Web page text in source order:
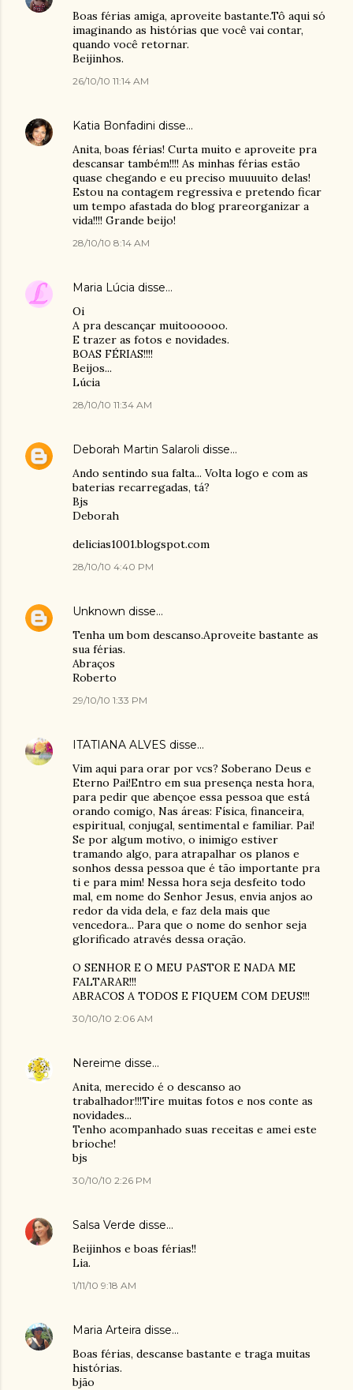
Boas férias amiga, aproveite bastante.Tô aqui só
imaginando as histórias que você vai contar,
quando você retornar.
Beijinhos.
26/10/10 11:14 AM
Katia Bonfadini disse…
Anita, boas férias! Curta muito e aproveite pra
descansar também!!!! As minhas férias estão
quase chegando e eu preciso muuuuito delas!
Estou na contagem regressiva e pretendo ficar
um tempo afastada do blog prareorganizar a
vida!!!! Grande beijo!
28/10/10 8:14 AM
Maria Lúcia disse…
Oi
A pra descançar muitoooooo.
E trazer as fotos e novidades.
BOAS FÉRIAS!!!!
Beijos...
Lúcia
28/10/10 11:34 AM
Deborah Martin Salaroli disse…
Ando sentindo sua falta... Volta logo e com as
baterias recarregadas, tá?
Bjs
Deborah
delicias1001.blogspot.com
28/10/10 4:40 PM
Unknown disse…
Tenha um bom descanso.Aproveite bastante as
sua férias.
Abraços
Roberto
29/10/10 1:33 PM
ITATIANA ALVES disse…
Vim aqui para orar por vcs? Soberano Deus e
Eterno Pai!Entro em sua presença nesta hora,
para pedir que abençoe essa pessoa que está
orando comigo, Nas áreas: Física, financeira,
espiritual, conjugal, sentimental e familiar. Pai!
Se por algum motivo, o inimigo estiver
tramando algo, para atrapalhar os planos e
sonhos dessa pessoa que é tão importante pra
ti e para mim! Nessa hora seja desfeito todo
mal, em nome do Senhor Jesus, envia anjos ao
redor da vida dela, e faz dela mais que
vencedora... Para que o nome do senhor seja
glorificado através dessa oração.
O SENHOR E O MEU PASTOR E NADA ME
FALTARAR!!!
ABRACOS A TODOS E FIQUEM COM DEUS!!!
30/10/10 2:06 AM
Nereime disse…
Anita, merecido é o descanso ao
trabalhador!!!Tire muitas fotos e nos conte as
novidades...
Tenho acompanhado suas receitas e amei este
brioche!
bjs
30/10/10 2:26 PM
Salsa Verde disse…
Beijinhos e boas férias!!
Lia.
1/11/10 9:18 AM
Maria Arteira disse…
Boas férias, descanse bastante e traga muitas
histórias.
bjão